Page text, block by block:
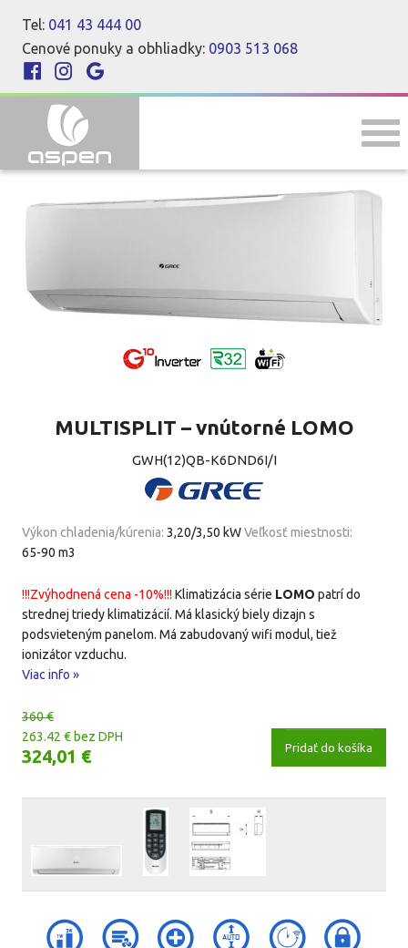
Tel: 041 43 444 00
Cenové ponuky a obhliadky: 0903 513 068
MULTISPLIT – vnútorné LOMO
GWH(12)QB-K6DND6I/I
Výkon chladenia/kúrenia: 3,20/3,50 kWVeľkosť miestnosti:
65-90 m3
!!!Zvýhodnená cena -10%!!!Klimatizácia série LOMO patrí do
strednej triedy klimatizácií. Má klasický biely dizajn s
podsvieteným panelom. Má zabudovaný wifi modul, tiež
ionizátor vzduchu.
Viac info »
360 €
263.42 € bez DPH
324,01 € Pridať do košíka